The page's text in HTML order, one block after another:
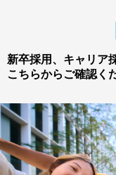
新卒採用、キャリア
こちらからご確認く